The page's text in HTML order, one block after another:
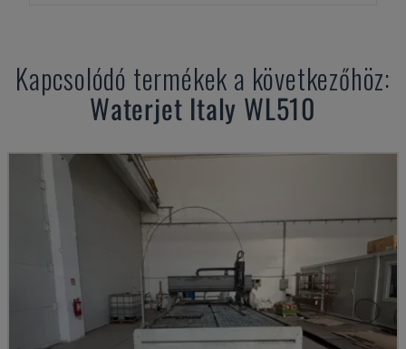
Kapcsolódó termékek a következőhöz:
Waterjet Italy WL510